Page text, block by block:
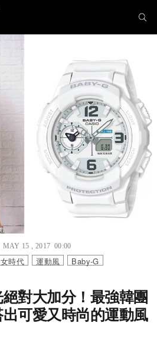
MAY 15 , 2017 00:00
時代 運動風 Baby-G
對大加分！最強韓團
可愛又時尚的運動風